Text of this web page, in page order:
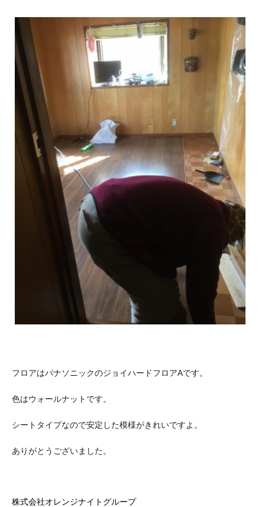
フロアはパナソニックのジョイハードフロアAです。
色はウォールナットです。
シートタイプなので安定した模様がきれいですよ。
ありがとうございました。
株式会社オレンジナイトグループ